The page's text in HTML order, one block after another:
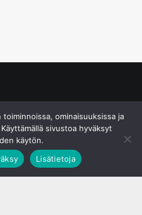
ominaisuuksissa ja
sivustoa hyväksyt
käytön.
Lisätietoja